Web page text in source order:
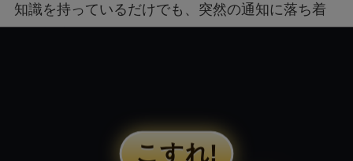
知識を持っているだけでも、突然の通知に落ち着